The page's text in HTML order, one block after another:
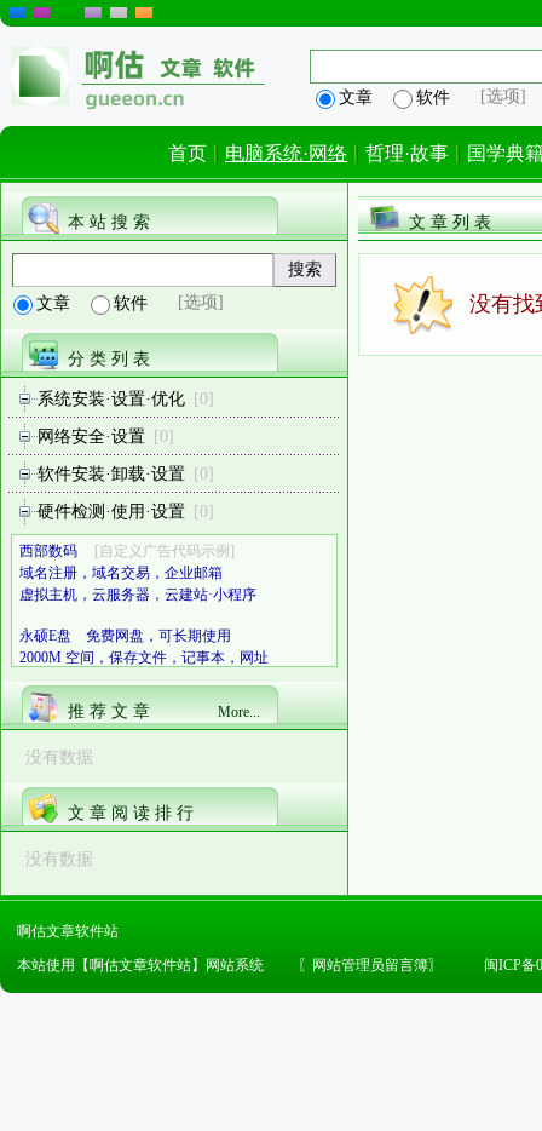
文章 软件 [选项]
首页 电脑系统·网络 哲理·故事 国学典
本 站 搜 索
文章 软件 [选项]
分 类 列 表
系统安装·设置·优化 [0]
网络安全·设置 [0]
软件安装·卸载·设置 [0]
硬件检测·使用·设置 [0]
西部数码
[自定义广告代码示例]
域名注册，域名交易，企业邮箱
虚拟主机，云服务器，云建站·小程序
永硕E盘 免费网盘，可长期使用
2000M 空间，保存文件，记事本，网址
推 荐 文 章 More...
没有数据
文 章 阅 读 排 行
没有数据
文 章 列 表
没有找
啊估文章软件站
本站使用【啊估文章软件站】网站系统
〖 网站管理员留言簿〗 闽ICP备